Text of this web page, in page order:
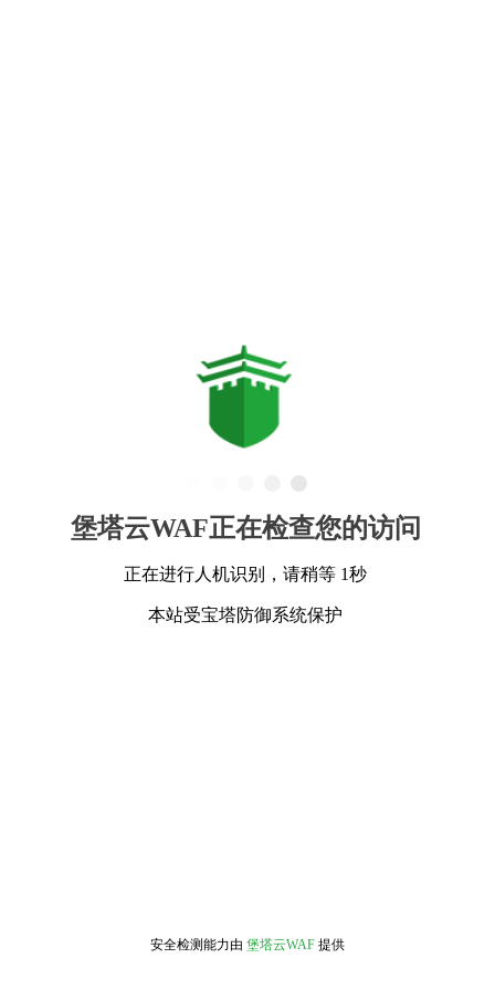
堡塔云WAF正在检查您的访问
正在进行人机识别，请稍等 1秒
本站受宝塔防御系统保护
安全检测能力由 堡塔云WAF 提供